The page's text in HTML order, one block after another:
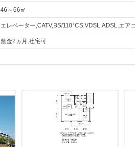
46～66㎡
エレベーター,CATV,BS/110°CS,VDSL,ADSL,エア
敷金2ヵ月,社宅可